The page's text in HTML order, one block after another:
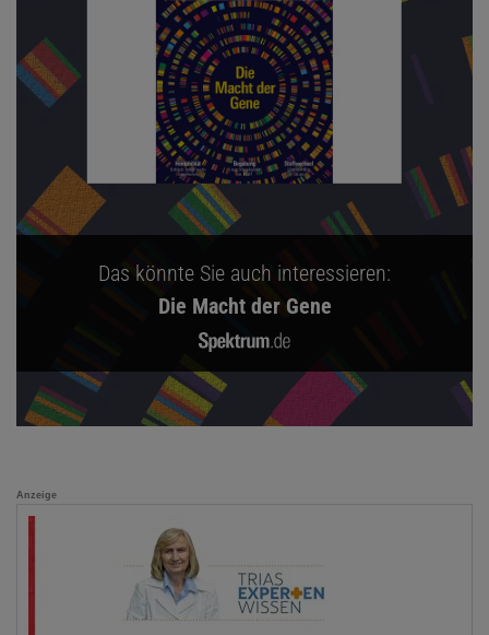
Das könnte Sie auch interessieren:
Die Macht der Gene
Anzeige